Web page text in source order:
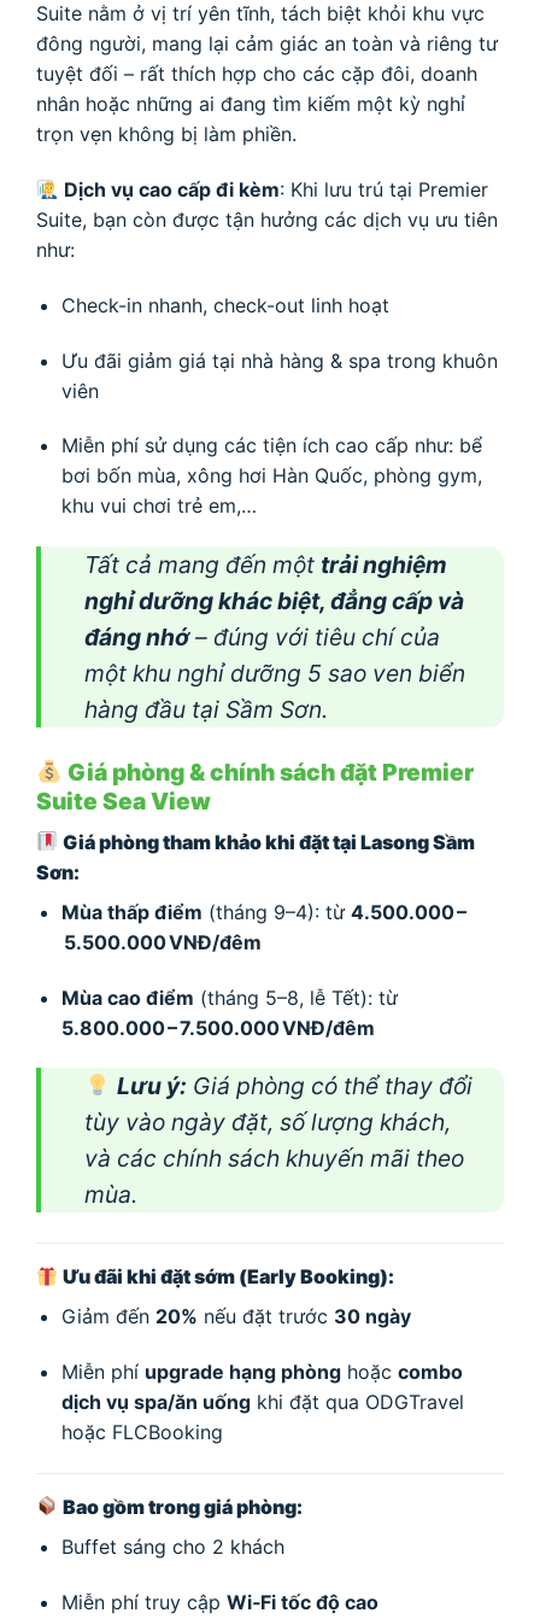
Suite nằm ở vị trí yên tĩnh, tách biệt khỏi khu vực
đông người, mang lại cảm giác an toàn và riêng tư
tuyệt đối – rất thích hợp cho các cặp đôi, doanh
nhân hoặc những ai đang tìm kiếm một kỳ nghỉ
trọn vẹn không bị làm phiền.
Dịch vụ cao cấp đi kèm: Khi lưu trú tại Premier
Suite, bạn còn được tận hưởng các dịch vụ ưu tiên
như:
Check-in nhanh, check-out linh hoạt
Ưu đãi giảm giá tại nhà hàng & spa trong khuôn
viên
Miễn phí sử dụng các tiện ích cao cấp như: bể
bơi bốn mùa, xông hơi Hàn Quốc, phòng gym,
khu vui chơi trẻ em,…
Tất cả mang đến một trải nghiệm
nghỉ dưỡng khác biệt, đẳng cấp và
đáng nhớ– đúng với tiêu chí của
một khu nghỉ dưỡng 5 sao ven biển
hàng đầu tại Sầm Sơn.
Giá phòng & chính sách đặt Premier
Suite Sea View
Giá phòng tham khảo khi đặt tại Lasong Sầm
Sơn:
Mùa thấp điểm (tháng 9–4): từ 4.500.000 –
5.500.000 VNĐ/đêm
Mùa cao điểm (tháng 5–8, lễ Tết): từ
5.800.000 – 7.500.000 VNĐ/đêm
Lưu ý: Giá phòng có thể thay đổi
tùy vào ngày đặt, số lượng khách,
và các chính sách khuyến mãi theo
mùa.
Ưu đãi khi đặt sớm (Early Booking):
Giảm đến 20% nếu đặt trước 30 ngày
Miễn phí upgrade hạng phònghoặc combo
dịch vụ spa/ăn uốngkhi đặt qua ODGTravel
hoặc FLCBooking
Bao gồm trong giá phòng:
Buffet sáng cho 2 khách
Miễn phí truy cập Wi‑Fi tốc độ cao